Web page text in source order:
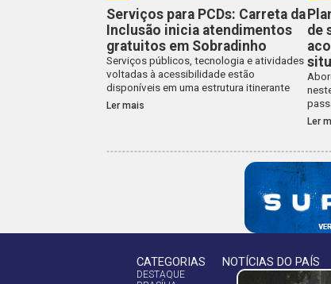
Serviços para PCDs: Carreta da
Inclusão inicia atendimentos
gratuitos em Sobradinho
Serviços públicos, tecnologia e atividades
voltadas à acessibilidade estão
disponíveis em uma estrutura itinerante
Ler mais
de
Ler
CATEGORIAS
DESTAQUE
NOTÍCIAS DO PAÍS